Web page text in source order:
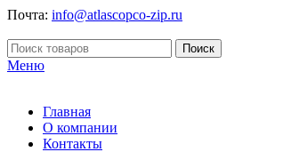
Почта: info@atlascopco-zip.ru
Поиск
Меню
Главная
О компании
Контакты